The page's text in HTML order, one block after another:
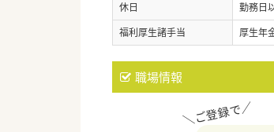
休日
勤務日
福利厚生諸手当
厚生年
職場情報